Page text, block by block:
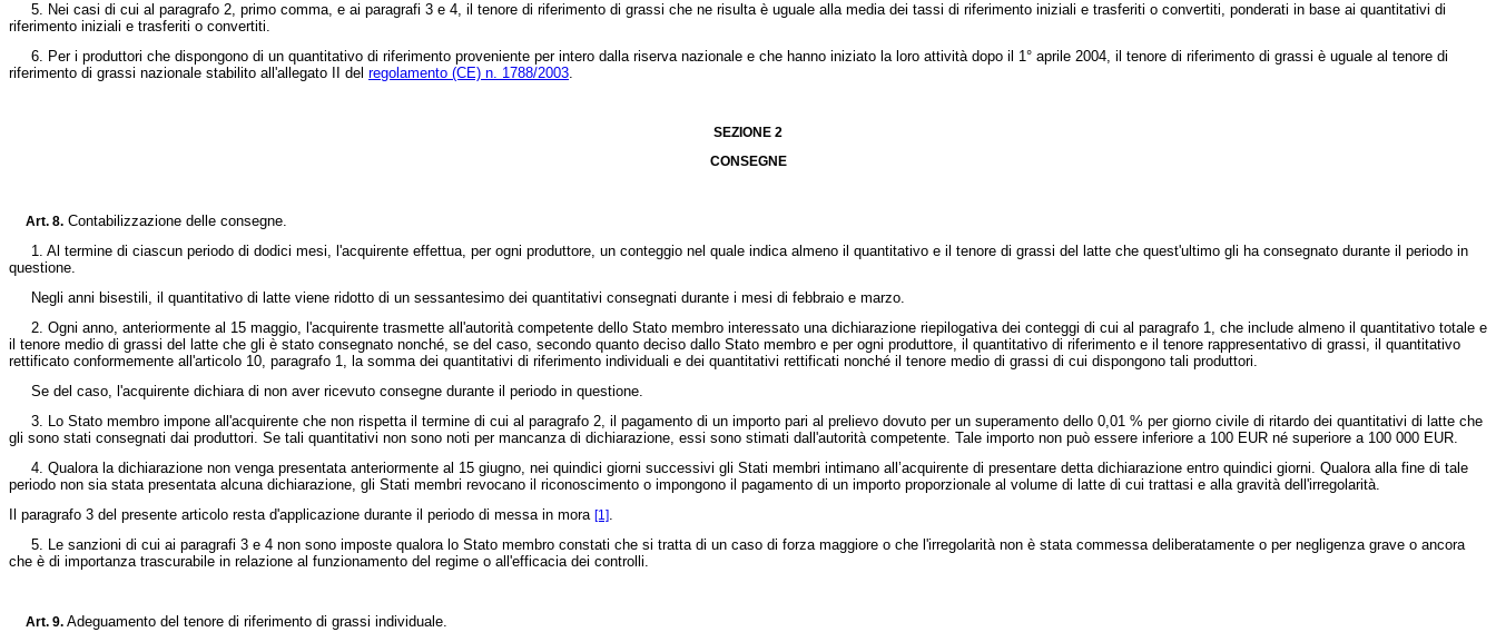
5. Nei casi di cui al paragrafo 2, primo comma, e ai paragrafi 3 e 4, il tenore di riferimento di grassi che ne risulta è uguale alla media dei tassi di riferimento iniziali e trasferiti o convertiti, ponderati in base ai quantitativi di
riferimento iniziali e trasferiti o convertiti.
6. Per i produttori che dispongono di un quantitativo di riferimento proveniente per intero dalla riserva nazionale e che hanno iniziato la loro attività dopo il 1° aprile 2004, il tenore di riferimento di grassi è uguale al tenore di
riferimento di grassi nazionale stabilito all'allegato II del regolamento (CE) n. 1788/2003.
SEZIONE 2
CONSEGNE
Art. 8. Contabilizzazione delle consegne.
1. Al termine di ciascun periodo di dodici mesi, l'acquirente effettua, per ogni produttore, un conteggio nel quale indica almeno il quantitativo e il tenore di grassi del latte che quest'ultimo gli ha consegnato durante il periodo in
questione.
Negli anni bisestili, il quantitativo di latte viene ridotto di un sessantesimo dei quantitativi consegnati durante i mesi di febbraio e marzo.
2. Ogni anno, anteriormente al 15 maggio, l'acquirente trasmette all'autorità competente dello Stato membro interessato una dichiarazione riepilogativa dei conteggi di cui al paragrafo 1, che include almeno il quantitativo totale e
il tenore medio di grassi del latte che gli è stato consegnato nonché, se del caso, secondo quanto deciso dallo Stato membro e per ogni produttore, il quantitativo di riferimento e il tenore rappresentativo di grassi, il quantitativo
rettificato conformemente all'articolo 10, paragrafo 1, la somma dei quantitativi di riferimento individuali e dei quantitativi rettificati nonché il tenore medio di grassi di cui dispongono tali produttori.
Se del caso, l'acquirente dichiara di non aver ricevuto consegne durante il periodo in questione.
3. Lo Stato membro impone all'acquirente che non rispetta il termine di cui al paragrafo 2, il pagamento di un importo pari al prelievo dovuto per un superamento dello 0,01 % per giorno civile di ritardo dei quantitativi di latte che
gli sono stati consegnati dai produttori. Se tali quantitativi non sono noti per mancanza di dichiarazione, essi sono stimati dall'autorità competente. Tale importo non può essere inferiore a 100 EUR né superiore a 100 000 EUR.
4. Qualora la dichiarazione non venga presentata anteriormente al 15 giugno, nei quindici giorni successivi gli Stati membri intimano all’acquirente di presentare detta dichiarazione entro quindici giorni. Qualora alla fine di tale
periodo non sia stata presentata alcuna dichiarazione, gli Stati membri revocano il riconoscimento o impongono il pagamento di un importo proporzionale al volume di latte di cui trattasi e alla gravità dell'irregolarità.
Il paragrafo 3 del presente articolo resta d'applicazione durante il periodo di messa in mora [1].
5. Le sanzioni di cui ai paragrafi 3 e 4 non sono imposte qualora lo Stato membro constati che si tratta di un caso di forza maggiore o che l'irregolarità non è stata commessa deliberatamente o per negligenza grave o ancora
che è di importanza trascurabile in relazione al funzionamento del regime o all'efficacia dei controlli.
Art. 9. Adeguamento del tenore di riferimento di grassi individuale.